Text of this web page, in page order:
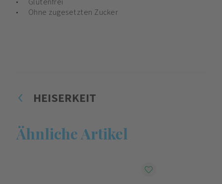
Ohne zugesetzten Zucker
HEISERKEIT
Ähnliche Artikel